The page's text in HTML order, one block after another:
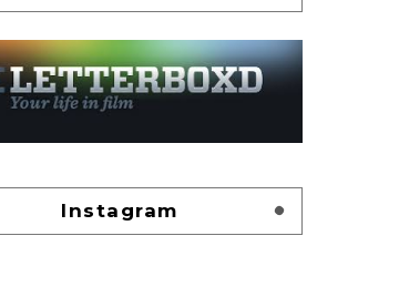
Instagram